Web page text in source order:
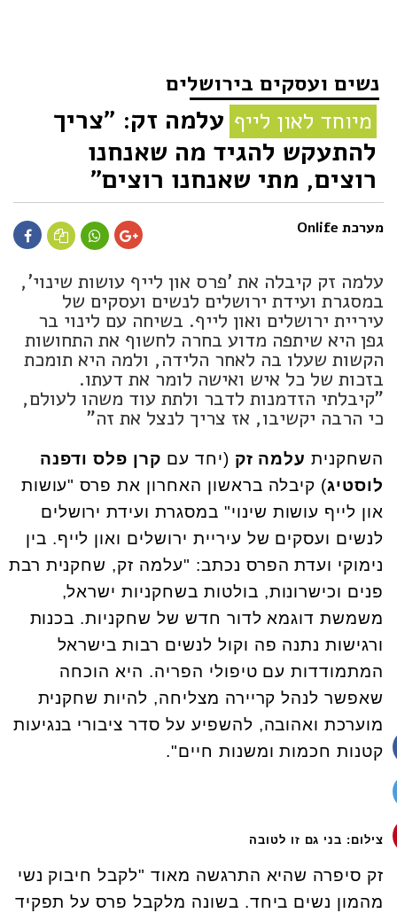
נשים ועסקים בירושלים
מיוחד לאון לייף עלמה זק: "צריך
להתעקש להגיד מה שאנחנו
רוצים, מתי שאנחנו רוצים"
מערכת Onlife
עלמה זק קיבלה את 'פרס און לייף עושות שינוי',
במסגרת ועידת ירושלים לנשים ועסקים של
עיריית ירושלים ואון לייף. בשיחה עם לינוי בר
גפן היא שיתפה מדוע בחרה לחשוף את התחושות
הקשות שעלו בה לאחר הלידה, ולמה היא תומכת
בזכות של כל איש ואישה לומר את דעתו.
"קיבלתי הזדמנות לדבר ולתת עוד משהו לעולם,
כי הרבה יקשיבו, אז צריך לנצל את זה"
השחקניתעלמה זק (יחד עם קרן פלס ודפנה
לוסטיג) קיבלה בראשון האחרון את פרס "עושות
און לייף עושות שינוי" במסגרת ועידת ירושלים
לנשים ועסקים של עיריית ירושלים ואון לייף. בין
נימוקי ועדת הפרס נכתב: "עלמה זק, שחקנית רבת
פנים וכישרונות, בולטות בשחקניות ישראל,
משמשת דוגמא לדור חדש של שחקניות. בכנות
ורגישות נתנה פה וקול לנשים רבות בישראל
המתמודדות עם טיפולי הפריה. היא הוכחה
שאפשר לנהל קריירה מצליחה, להיות שחקנית
מוערכת ואהובה, להשפיע על סדר ציבורי בנגיעות
קטנות חכמות ומשנות חיים".
צילום: בני גם זו לטובה
זק סיפרה שהיא התרגשה מאוד "לקבל חיבוק נשי
מהמון נשים ביחד. בשונה מלקבל פרס על תפקיד